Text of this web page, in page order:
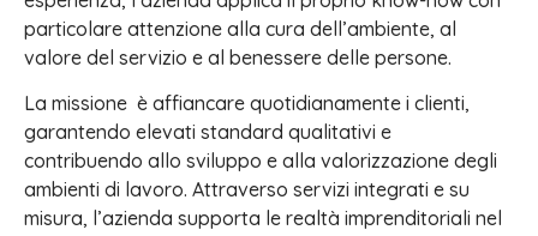
particolare attenzione alla cura dell’ambiente, al
valore del servizio e al benessere delle persone.
La missione è affiancare quotidianamente i clienti,
garantendo elevati standard qualitativi e
contribuendo allo sviluppo e alla valorizzazione degli
ambienti di lavoro. Attraverso servizi integrati e su
misura, l’azienda supporta le realtà imprenditoriali nel